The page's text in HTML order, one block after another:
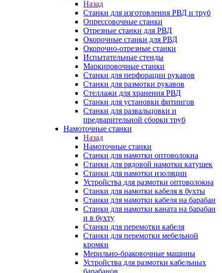
Назад
Станки для изготовления РВД и труб
Опрессовочные станки
Отрезные станки для РВД
Окорочные станки для РВД
Окорочно-отрезные станки
Испытательные стенды
Маркировочные станки
Станки для перфорации рукавов
Станки для размотки рукавов
Стеллажи для хранения РВД
Станки для установки фитингов
Станки для развальцовки и
предварительной сборки труб
Намоточные станки
Назад
Намоточные станки
Станки для намотки оптоволокна
Станки для рядовой намотки катушек
Станки для намотки изоляции
Устройства для размотки оптоволокна
Станки для намотки кабеля в бухты
Станки для намотки кабеля на барабан
Станки для намотки каната на барабан
и в бухту
Станки для перемотки кабеля
Станки для перемотки мебельной
кромки
Мерильно-браковочные машины
Устройства для размотки кабельных
барабанов